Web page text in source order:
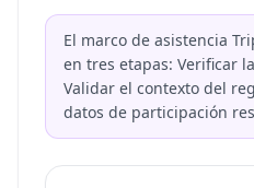
El marco de asistencia
en tres etapas: Verificar
Validar el contexto del
datos de participación